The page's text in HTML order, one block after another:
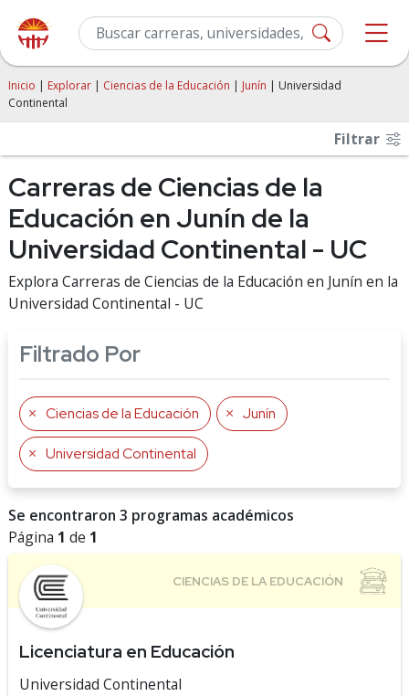
Inicio | Explorar | Ciencias de la Educación | Junín | Universidad
Continental
Filtrar
Carreras de Ciencias de la
Educación en Junín de la
Universidad Continental - UC
Explora Carreras de Ciencias de la Educación en Junín en la
Universidad Continental - UC
Filtrado Por
Ciencias de la Educación Junín
Universidad Continental
Se encontraron 3 programas académicos
Página 1 de 1
Licenciatura en Educación
Universidad Continental